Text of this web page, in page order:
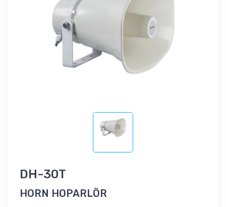
DH-30T
HORN HOPARLÖR